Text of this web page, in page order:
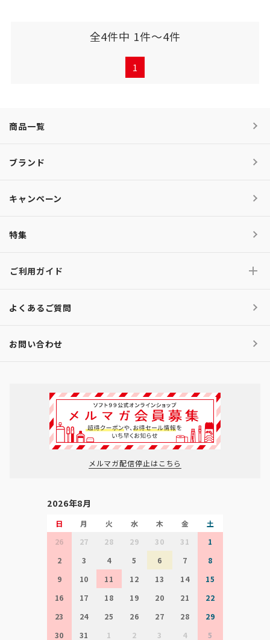
全4件中 1件～4件
1
商品一覧
ブランド
キャンペーン
特集
ご利用ガイド
よくあるご質問
お問い合わせ
メルマガ配信停止はこちら
2026年8月
日 月 火 水 木 金
土
26
27 28 29 30 31
1
2
3 4 5 6 7
8
9
10 11 12 13 14
15
16
17 18 19 20 21
22
23
24 25 26 27 28
29
30
31 1 2 3 4 5